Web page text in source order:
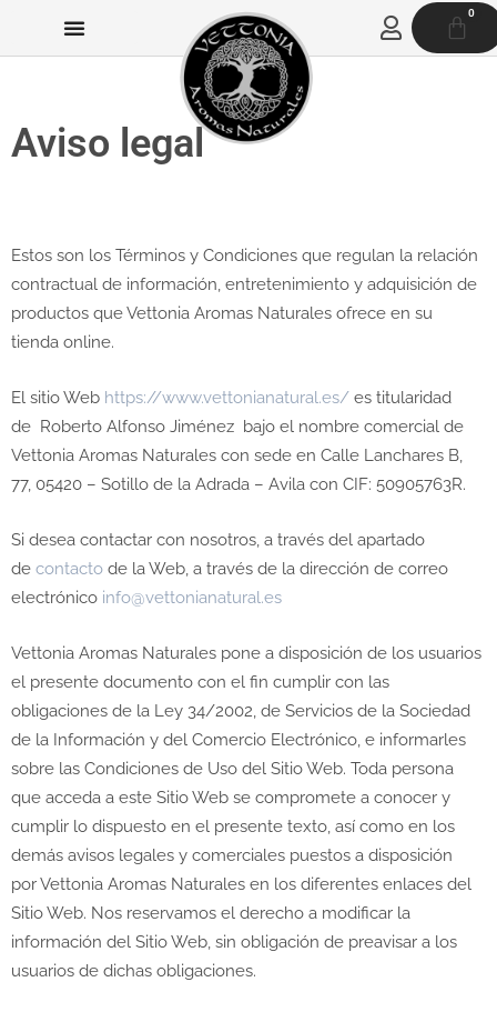
0
Aviso legal
Estos son los Términos y Condiciones que regulan la relación
contractual de información, entretenimiento y adquisición de
productos que Vettonia Aromas Naturales ofrece en su
tienda online.
El sitio Web https://www.vettonianatural.es/ es titularidad
de Roberto Alfonso Jiménez bajo el nombre comercial de
Vettonia Aromas Naturales con sede en Calle Lanchares B,
77, 05420 – Sotillo de la Adrada – Avila con CIF: 50905763R.
Si desea contactar con nosotros, a través del apartado
de contacto de la Web, a través de la dirección de correo
electrónico info@vettonianatural.es
Vettonia Aromas Naturales pone a disposición de los usuarios
el presente documento con el fin cumplir con las
obligaciones de la Ley 34/2002, de Servicios de la Sociedad
de la Información y del Comercio Electrónico, e informarles
sobre las Condiciones de Uso del Sitio Web. Toda persona
que acceda a este Sitio Web se compromete a conocer y
cumplir lo dispuesto en el presente texto, así como en los
demás avisos legales y comerciales puestos a disposición
por Vettonia Aromas Naturales en los diferentes enlaces del
Sitio Web. Nos reservamos el derecho a modificar la
información del Sitio Web, sin obligación de preavisar a los
usuarios de dichas obligaciones.